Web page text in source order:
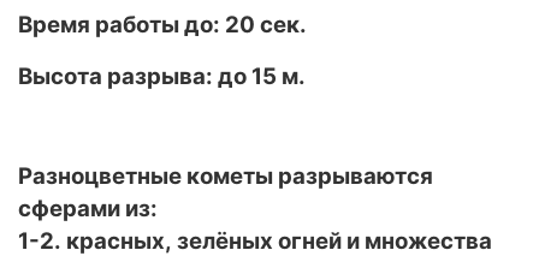
Время работы до: 20 сек.
Высота разрыва: до 15 м.
Разноцветные кометы разрываются
сферами из:
1-2. красных, зелёных огней и множества